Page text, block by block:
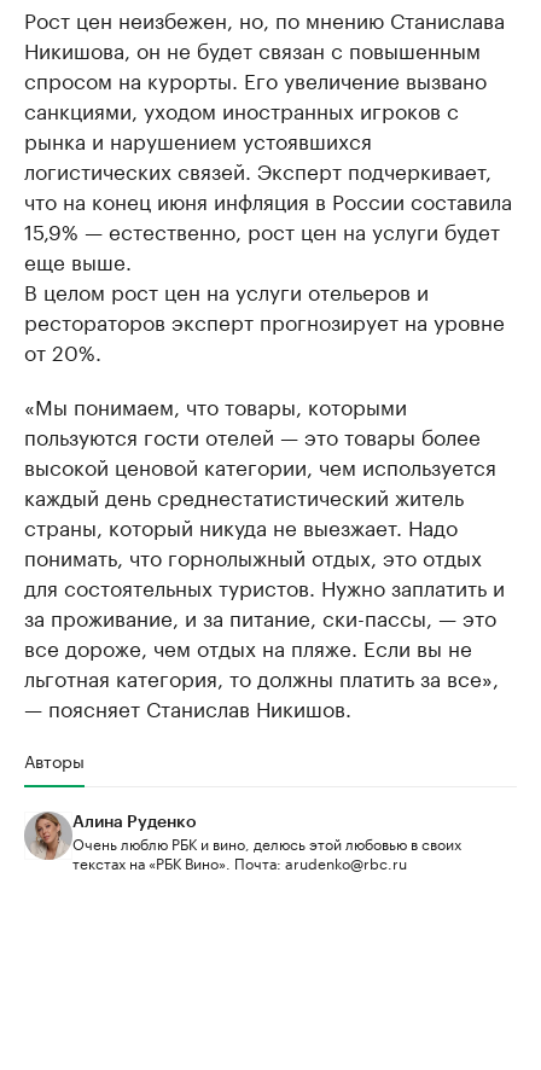
Рост цен неизбежен, но, по мнению Станислава
Никишова, он не будет связан с повышенным
спросом на курорты. Его увеличение вызвано
санкциями, уходом иностранных игроков с
рынка и нарушением устоявшихся
логистических связей. Эксперт подчеркивает,
что на конец июня инфляция в России составила
15,9% — естественно, рост цен на услуги будет
еще выше.
В целом рост цен на услуги отельеров и
рестораторов эксперт прогнозирует на уровне
от 20%.
«Мы понимаем, что товары, которыми
пользуются гости отелей — это товары более
высокой ценовой категории, чем используется
каждый день среднестатистический житель
страны, который никуда не выезжает. Надо
понимать, что горнолыжный отдых, это отдых
для состоятельных туристов. Нужно заплатить и
за проживание, и за питание, ски-пассы, — это
все дороже, чем отдых на пляже. Если вы не
льготная категория, то должны платить за все»,
— поясняет Станислав Никишов.
Авторы
Алина Руденко
Очень люблю РБК и вино, делюсь этой любовью в своих
текстах на «РБК Вино». Почта: arudenko@rbc.ru